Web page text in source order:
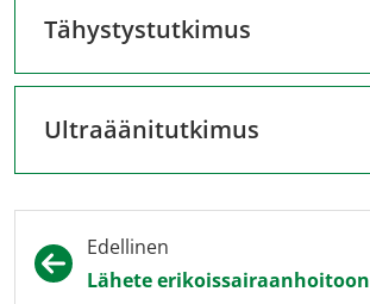
Tähystystutkimus
Ultraäänitutkimus
Edellinen
Lähete erikoissairaanhoitoon